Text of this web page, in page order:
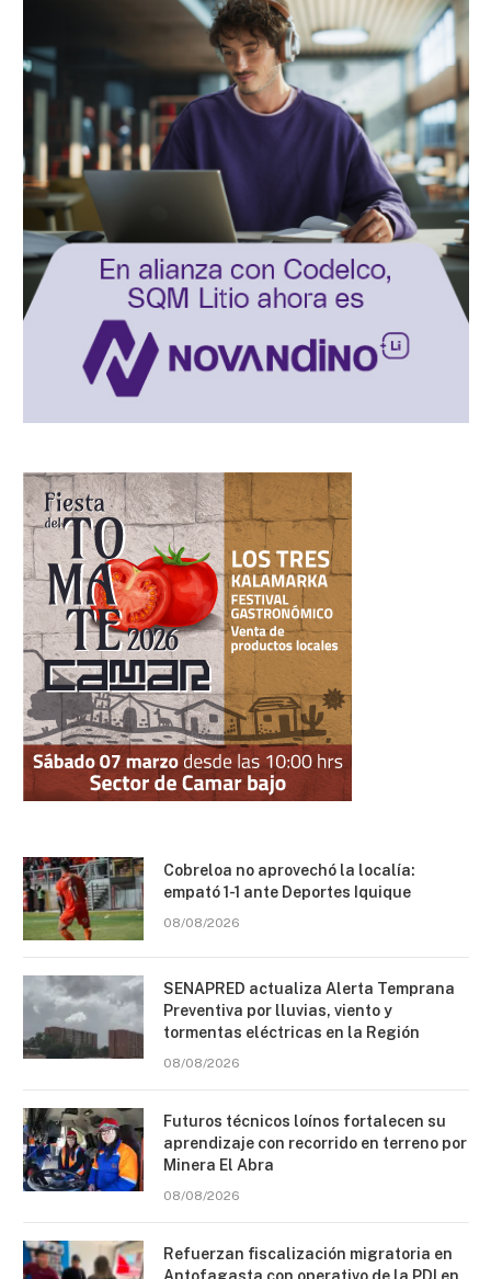
Cobreloa no aprovechó la localía:
empató 1-1 ante Deportes Iquique
08/08/2026
SENAPRED actualiza Alerta Temprana
Preventiva por lluvias, viento y
tormentas eléctricas en la Región
08/08/2026
Futuros técnicos loínos fortalecen su
aprendizaje con recorrido en terreno por
Minera El Abra
08/08/2026
Refuerzan fiscalización migratoria en